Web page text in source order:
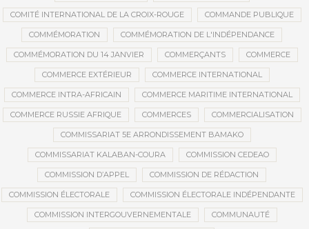
COMITÉ INTERNATIONAL DE LA CROIX-ROUGE COMMANDE PUBLIQUE
COMMÉMORATION COMMÉMORATION DE L'INDÉPENDANCE
COMMÉMORATION DU 14 JANVIER COMMERÇANTS COMMERCE
COMMERCE EXTÉRIEUR COMMERCE INTERNATIONAL
COMMERCE INTRA-AFRICAIN COMMERCE MARITIME INTERNATIONAL
COMMERCE RUSSIE AFRIQUE COMMERCES COMMERCIALISATION
COMMISSARIAT 5E ARRONDISSEMENT BAMAKO
COMMISSARIAT KALABAN-COURA COMMISSION CEDEAO
COMMISSION D’APPEL COMMISSION DE RÉDACTION
COMMISSION ÉLECTORALE COMMISSION ÉLECTORALE INDÉPENDANTE
COMMISSION INTERGOUVERNEMENTALE COMMUNAUTÉ